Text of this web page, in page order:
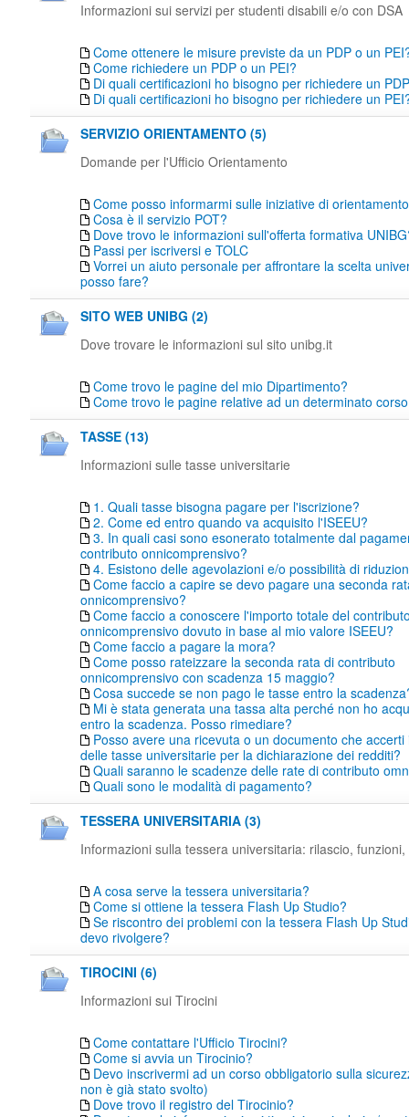
Informazioni sui servizi per studenti disabili e/o con DSA
Come ottenere le misure previste da un PDP o un
Come richiedere un PDP o un PEI?
Di quali certificazioni ho bisogno per richiedere un
Di quali certificazioni ho bisogno per richiedere un
SERVIZIO ORIENTAMENTO (5)
Domande per l'Ufficio Orientamento
Come posso informarmi sulle iniziative di
Cosa è il servizio POT?
Dove trovo le informazioni sull'offerta formativa
Passi per iscriversi e TOLC
Vorrei un aiuto personale per affrontare la scelta
posso fare?
SITO WEB UNIBG (2)
Dove trovare le informazioni sul sito unibg.it
Come trovo le pagine del mio Dipartimento?
Come trovo le pagine relative ad un determinato
TASSE (13)
Informazioni sulle tasse universitarie
1. Quali tasse bisogna pagare per l'iscrizione?
2. Come ed entro quando va acquisito l'ISEEU?
3. In quali casi sono esonerato totalmente dal
contributo onnicomprensivo?
4. Esistono delle agevolazioni e/o possibilità di
Come faccio a capire se devo pagare una seconda
onnicomprensivo?
Come faccio a conoscere l'importo totale del
onnicomprensivo dovuto in base al mio valore ISEEU?
Come faccio a pagare la mora?
Come posso rateizzare la seconda rata di contributo
onnicomprensivo con scadenza 15 maggio?
Cosa succede se non pago le tasse entro la
Mi è stata generata una tassa alta perché non ho
entro la scadenza. Posso rimediare?
Posso avere una ricevuta o un documento che
delle tasse universitarie per la dichiarazione dei redditi?
Quali saranno le scadenze delle rate di contributo
Quali sono le modalità di pagamento?
TESSERA UNIVERSITARIA (3)
Informazioni sulla tessera universitaria: rilascio, funzioni,
A cosa serve la tessera universitaria?
Come si ottiene la tessera Flash Up Studio?
Se riscontro dei problemi con la tessera Flash Up
devo rivolgere?
TIROCINI (6)
Informazioni sui Tirocini
Come contattare l'Ufficio Tirocini?
Come si avvia un Tirocinio?
Devo inscrivermi ad un corso obbligatorio sulla
non è già stato svolto)
Dove trovo il registro del Tirocinio?